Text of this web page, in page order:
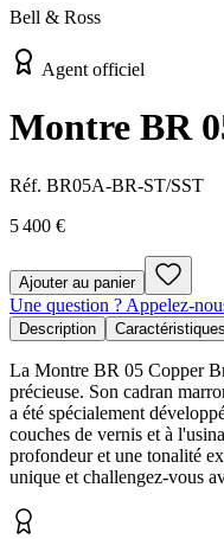
Bell & Ross
Agent officiel
Montre BR
Réf. BR05A-BR-ST/SST
5 400 €
Ajouter au panier
Une question ? Appelez-
Description Caractéristiques
La Montre BR 05 Copper
précieuse. Son cadran
a été spécialement
couches de vernis et à
profondeur et une tonalité
unique et challengez-vous